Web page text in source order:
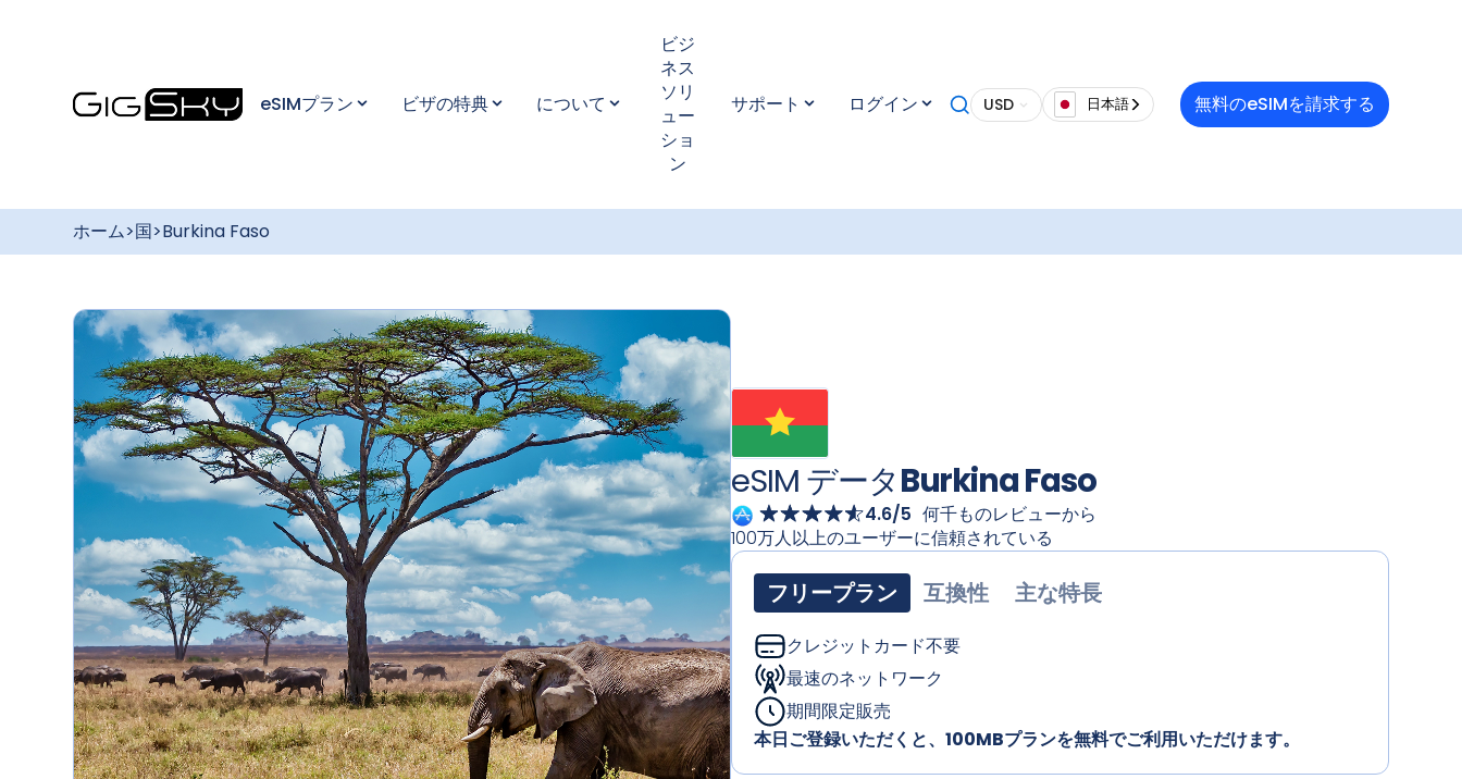
カメラでスキャンしてください
このプランを購入
するには
あなたにぴったりのプランをお選びください。データ量制限付
きプランでも、無制限プランでも、GigSkyなら最適なプランをご用意していま
すBurkina Faso国際eSIMなら、ローミング料金を気にせず、快適にインター
Burkina Faso
様々なプランをご利用いただけます。
GigSkyのご利用開始は簡単です。データプランをご購入
後、GigSkyアプリからeSIMを入手するか、メールの指示に従ってQRコードか
い。
無料のグロー
バルデータプ
能
ラン
「Go
Unlimited」：
最長7日間
すべてのプラ
ンが最大
30%オフ
陸でも海でも楽
しめる、常時適
用される割引
eSIMプラン ビザの特典 について
ビジ
ネス
ソリ
ュー
ショ
ン
サポート ログイン USD 日本語 無料のeSIMを請求する
ホーム>国>Burkina Faso
eSIM データBurkina Faso
4.6/5 何千ものレビューから
100万人以上のユーザーに信頼されている
フリープラン 互換性 主な特長
クレジットカード不要
最速のネットワーク
期間限定販売
本日ご登録いただくと、100MBプランを無料でご利用いただけます。